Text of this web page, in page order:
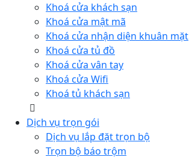
Khoá cửa khách sạn
Khoá cửa mật mã
Khoá cửa nhận diện khuân mặt
Khoá cửa tủ đồ
Khoá cửa vân tay
Khoá cửa Wifi
Khoá tủ khách sạn
Dịch vụ trọn gói
Dịch vụ lắp đặt trọn bộ
Trọn bộ báo trộm